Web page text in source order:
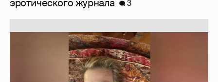
Юлия Высоцкая выложила селфи без